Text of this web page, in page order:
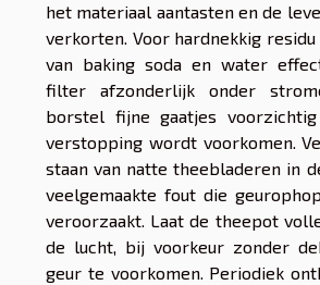
het materiaal aantasten en de
verkorten. Voor hardnekkig
van baking soda en water
filter afzonderlijk onder
borstel fijne gaatjes
verstopping wordt voorkomen.
staan van natte theebladeren in
veelgemaakte fout die
veroorzaakt. Laat de theepot
de lucht, bij voorkeur zonder
geur te voorkomen. Periodiek